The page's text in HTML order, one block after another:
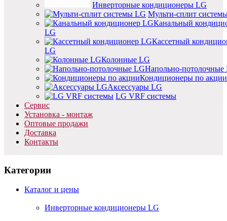
Инверторные кондиционеры LG
Мульти-сплит
Канальный
LG
Кассетный
LG
Колонные LG
Напольно-потолочные
Кондиционеры по акции
Аксессуары LG
LG VRF системы
Сервис
Установка - монтаж
Оптовые продажи
Доставка
Контакты
Категории
Каталог и цены
Инверторные кондиционеры LG